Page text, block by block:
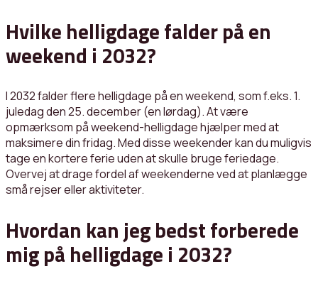
Hvilke helligdage falder på en
weekend i 2032?
I 2032 falder flere helligdage på en weekend, som f.eks. 1.
juledag den 25. december (en lørdag). At være
opmærksom på weekend-helligdage hjælper med at
maksimere din fridag. Med disse weekender kan du muligvis
tage en kortere ferie uden at skulle bruge feriedage.
Overvej at drage fordel af weekenderne ved at planlægge
små rejser eller aktiviteter.
Hvordan kan jeg bedst forberede
mig på helligdage i 2032?